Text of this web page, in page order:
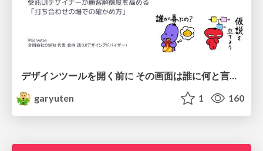
garyuten
1 160